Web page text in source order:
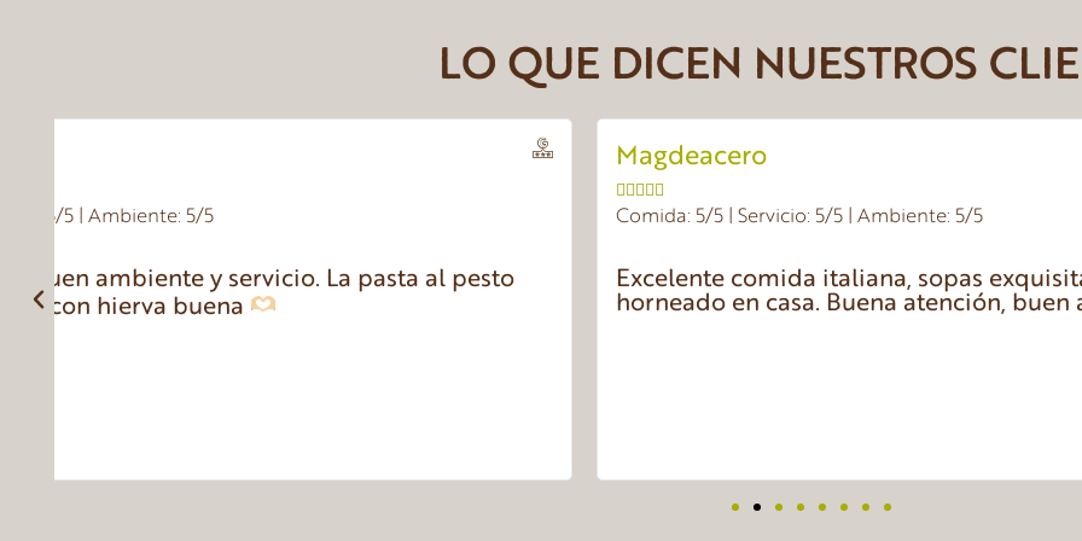
LO QUE DICEN NUESTROS
Comida: 5/5 | Servicio: 5/5 | Ambiente: 5/5
Excelente comida italiana, sopas exquisitas, pastas , pan
horneado en casa. Buena atención, buen ambiente.
Comida: 5/5 | Servicio: 5/5
Olive Garden is a
menu has a good
breadsticks and
enough to fill you
a family dinner or a
Definitely